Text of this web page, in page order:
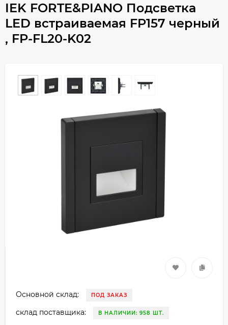
IEK FORTE&PIANO Подсветка
LED встраиваемая FP157 черный
, FP-FL20-K02
Основной склад: ПОД ЗАКАЗ
склад поставщика: В НАЛИЧИИ: 958 ШТ.